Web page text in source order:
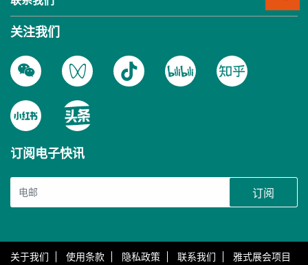
关注我们
订阅电子快讯
订阅
关于我们 使用条款 隐私政策 联系我们
雅式展会项目